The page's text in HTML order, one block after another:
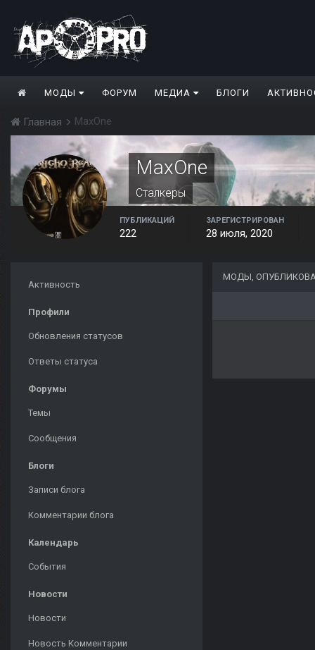
МОДЫ ФОРУМ МЕДИА БЛОГИ
Главная MaxOne
MaxOne
Сталкеры
ПУБЛИКАЦИЙ
222
ЗАРЕГИСТРИРОВАН
28 июля, 2020
Активность
Профили
Обновления статусов
Ответы статуса
Форумы
Темы
Сообщения
Блоги
Записи блога
Комментарии блога
Календарь
События
Новости
Новости
Новость Комментарии
МОДЫ,